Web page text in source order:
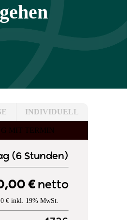
INDIVIDUELL
MIT TERMIN
(6 Stunden)
€netto
€ inkl. 19% MwSt.